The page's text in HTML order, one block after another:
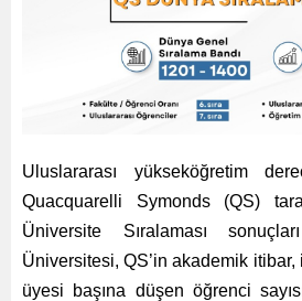
Uluslararası yükseköğretim
Quacquarelli Symonds (QS)
Üniversite Sıralaması
Üniversitesi, QS’in akademik itibar,
üyesi başına düşen öğrenci